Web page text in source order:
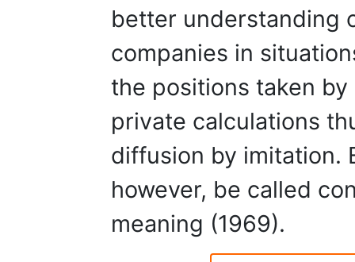
better understanding
companies in
the positions taken
private calculations
diffusion by imitation.
however, be called
meaning (1969).